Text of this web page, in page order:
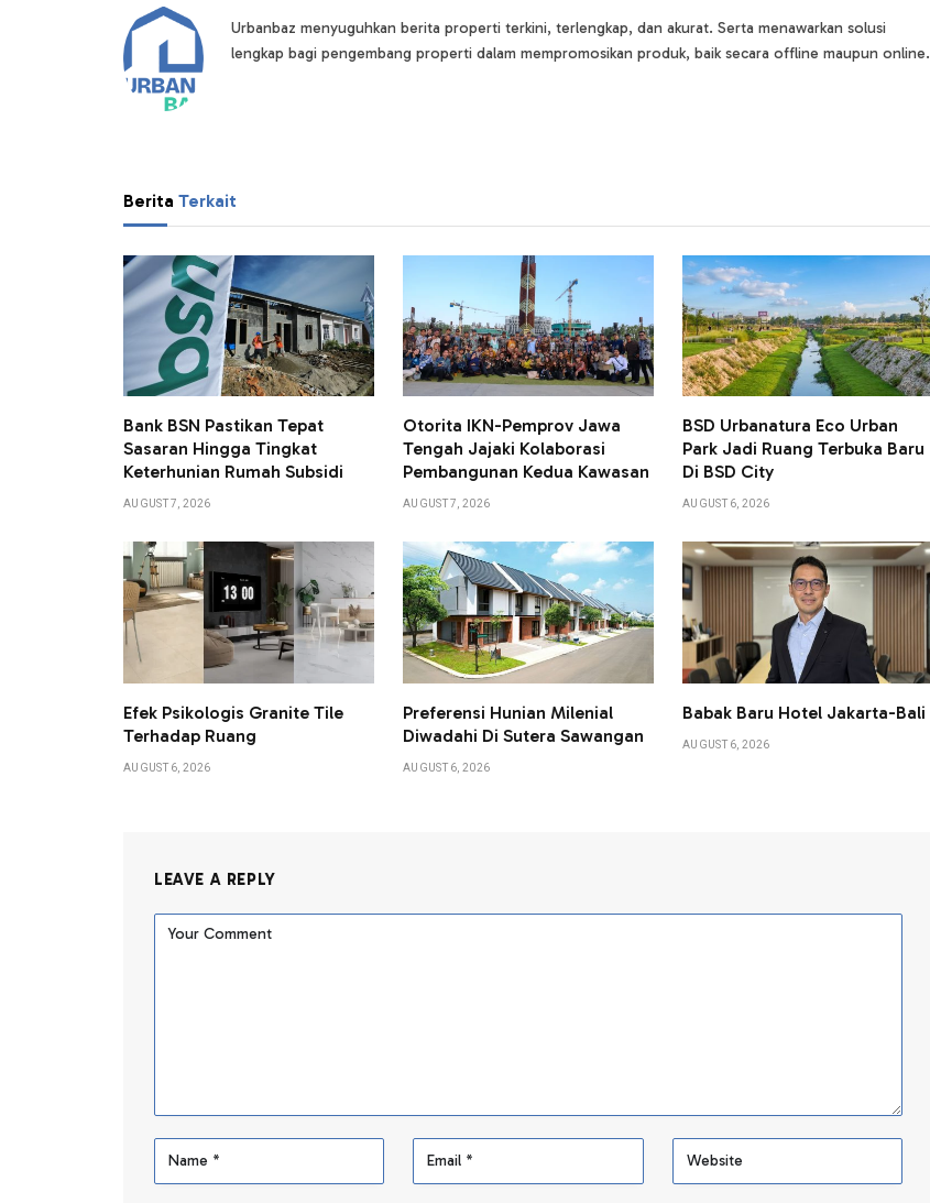
Urbanbaz menyuguhkan berita properti terkini, terlengkap, dan akurat. Serta menawarkan solusi
lengkap bagi pengembang properti dalam mempromosikan produk, baik secara offline maupun online.
Berita Terkait
Bank BSN Pastikan Tepat
Sasaran Hingga Tingkat
Keterhunian Rumah Subsidi
AUGUST 7, 2026
Otorita IKN-Pemprov Jawa
Tengah Jajaki Kolaborasi
Pembangunan Kedua Kawasan
AUGUST 7, 2026
BSD Urbanatura Eco Urban
Park Jadi Ruang Terbuka Baru
Di BSD City
AUGUST 6, 2026
Efek Psikologis Granite Tile
Terhadap Ruang
AUGUST 6, 2026
Preferensi Hunian Milenial
Diwadahi Di Sutera Sawangan
AUGUST 6, 2026
Babak Baru Hotel Jakarta-Bali
AUGUST 6, 2026
LEAVE A REPLY